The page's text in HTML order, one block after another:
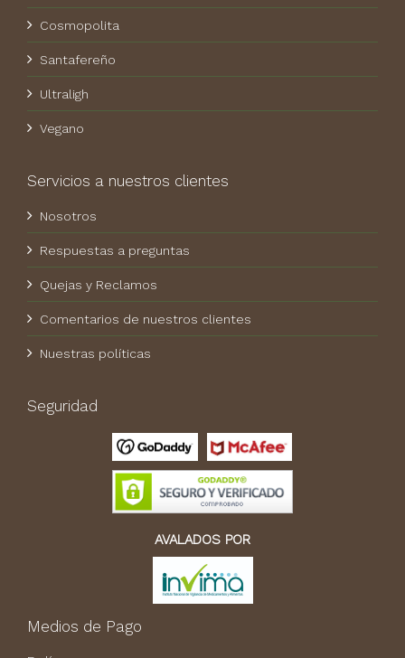
Cosmopolita
Santafereño
Ultraligh
Vegano
Servicios a nuestros clientes
Nosotros
Respuestas a preguntas
Quejas y Reclamos
Comentarios de nuestros clientes
Nuestras políticas
Seguridad
AVALADOS POR
Medios de Pago